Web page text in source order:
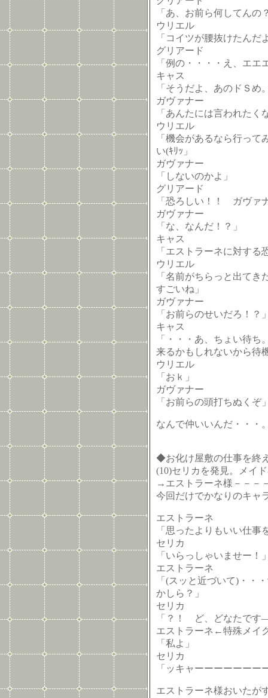
「あ、お前ら何してん
ウリエル
「コイツが腰抜けたん
グリアード
「例の・・・・え、エ
キャス
「そうだよ、あのドＳめ
ガヴァナー
「あんたには言われたく
ウリエル
「機会があるなら行っ
い(ｷﾘｯ」
ガヴァナー
「しないのかよ」
グリアード
「恐ろしい！！ ガヴァ
ガヴァナー
「な、なんだ！？」
キャス
「エストラーネに対す
ウリエル
「名前がちらっと出て
すごいね」
ガヴァナー
「お前らのせいだろ！？
キャス
「・・・あ、ちょい待
来るかもしれないから待
ウリエル
「おｋ」
ガヴァナー
「お前らの頭打ちぬくぞ
なんで仲いいんだ・・・
◆お化け屋敷の仕事を終
(10)セリカを発見。メイ
→エストラーネ様－－－
今回だけでかなりのキャ
エストラーネ
「思ったよりもいい仕
セリカ
「いらっしゃいませー！
エストラーネ
「(スッと近づいて)・・
かしら？」
セリカ
「？！ ど、どなたで
エストラーネ←特殊メイ
「私よ」
セリカ
「ッキャーーーーーー
エストラーネ様おいたが